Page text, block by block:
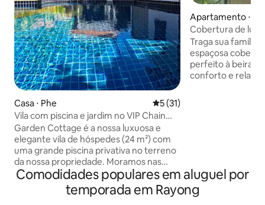
Casa ⋅ Phe 5 de uma avaliação média
5 (31)
Vila com piscina e jardim no VIP Chain
Resort
Garden Cottage é a nossa luxuosa e
elegante vila de hóspedes (24 m²) com
uma grande piscina privativa no terreno
da nossa propriedade. Moramos nas
proximidades. A 250 m da praia, oferece
uma cama king size e banheiro privativo.
As comodidades incluem ar-
Apartamento ⋅
Cobertura de
Traga sua família
espaçosa
perfeito à beira-
conforto e
refeições no
Fitness | 🅿️
Segurança 24h Apenas 2,5 horas de
Comodidades populares em aluguel por
temporada em Rayong